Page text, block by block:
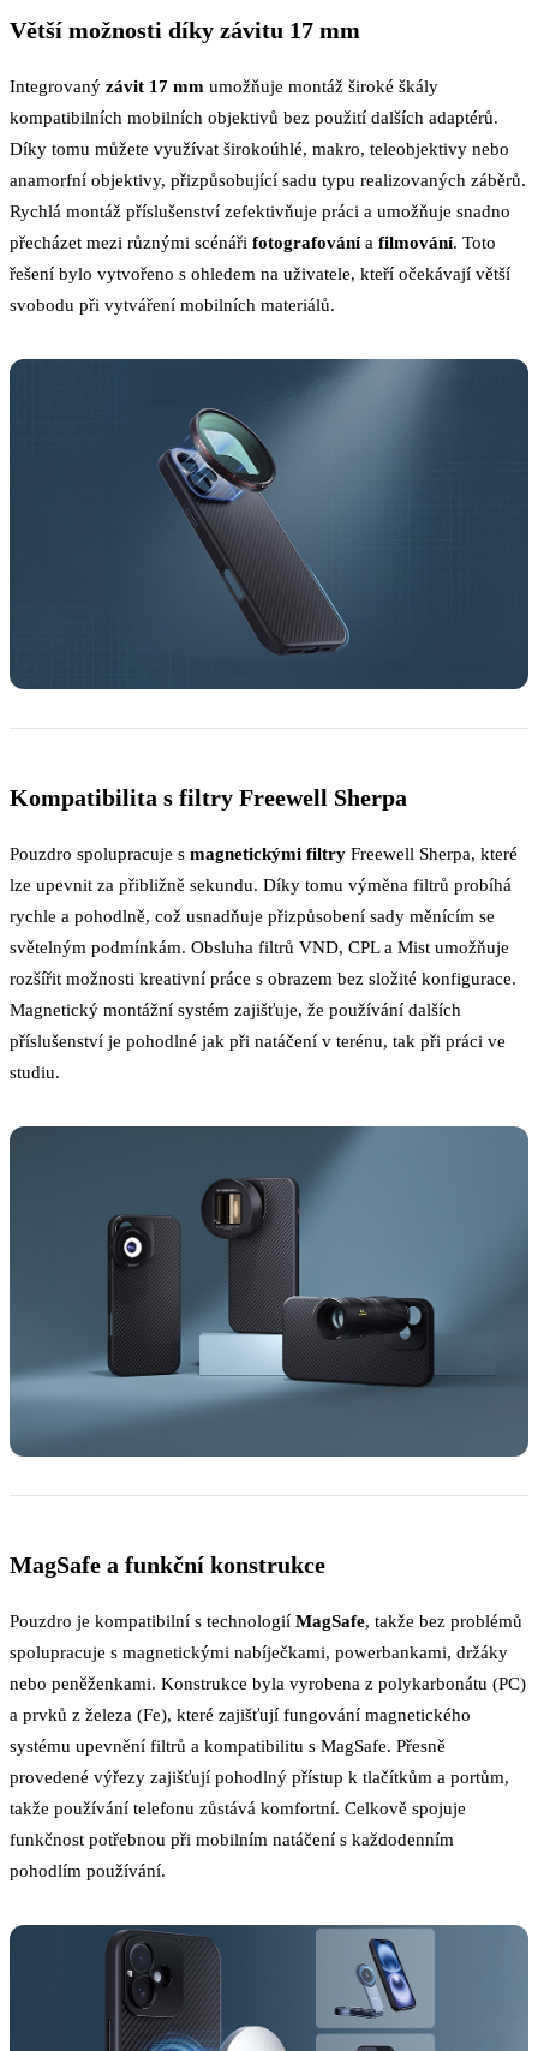
Větší možnosti díky závitu 17 mm
Integrovaný závit 17 mm umožňuje montáž široké škály
kompatibilních mobilních objektivů bez použití dalších adaptérů.
Díky tomu můžete využívat širokoúhlé, makro, teleobjektivy nebo
anamorfní objektivy, přizpůsobující sadu typu realizovaných záběrů.
Rychlá montáž příslušenství zefektivňuje práci a umožňuje snadno
přecházet mezi různými scénáři fotografovánía filmování. Toto
řešení bylo vytvořeno s ohledem na uživatele, kteří očekávají větší
svobodu při vytváření mobilních materiálů.
Kompatibilita s filtry Freewell Sherpa
Pouzdro spolupracuje s magnetickými filtry Freewell Sherpa, které
lze upevnit za přibližně sekundu. Díky tomu výměna filtrů probíhá
rychle a pohodlně, což usnadňuje přizpůsobení sady měnícím se
světelným podmínkám. Obsluha filtrů VND, CPL a Mist umožňuje
rozšířit možnosti kreativní práce s obrazem bez složité konfigurace.
Magnetický montážní systém zajišťuje, že používání dalších
příslušenství je pohodlné jak při natáčení v terénu, tak při práci ve
studiu.
MagSafe a funkční konstrukce
Pouzdro je kompatibilní s technologií MagSafe, takže bez problémů
spolupracuje s magnetickými nabíječkami, powerbankami, držáky
nebo peněženkami. Konstrukce byla vyrobena z polykarbonátu (PC)
a prvků z železa (Fe), které zajišťují fungování magnetického
systému upevnění filtrů a kompatibilitu s MagSafe. Přesně
provedené výřezy zajišťují pohodlný přístup k tlačítkům a portům,
takže používání telefonu zůstává komfortní. Celkově spojuje
funkčnost potřebnou při mobilním natáčení s každodenním
pohodlím používání.